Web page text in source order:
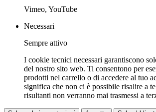
Vimeo, YouTube
Necessari
Sempre attivo
I cookie tecnici necessari garantiscono
del nostro sito web. Ti consentono per
prodotti nel carrello o di accedere al tuo
significa che non ci è possibile risalire a
risultanti non verranno mai trasmessi a